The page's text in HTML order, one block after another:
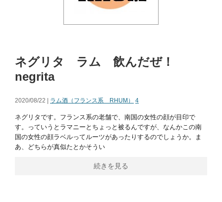
ネグリタ ラム 飲んだぜ！
negrita
2020/08/22 | ラム酒（フランス系 RHUM） 4
ネグリタです。フランス系の老舗で、南国の女性の顔が目印で
す。っていうとラマニーとちょっと被るんですが、なんかこの南
国の女性の顔ラベルってルーツがあったりするのでしょうか。ま
あ、どちらが真似たとかそうい
続きを見る